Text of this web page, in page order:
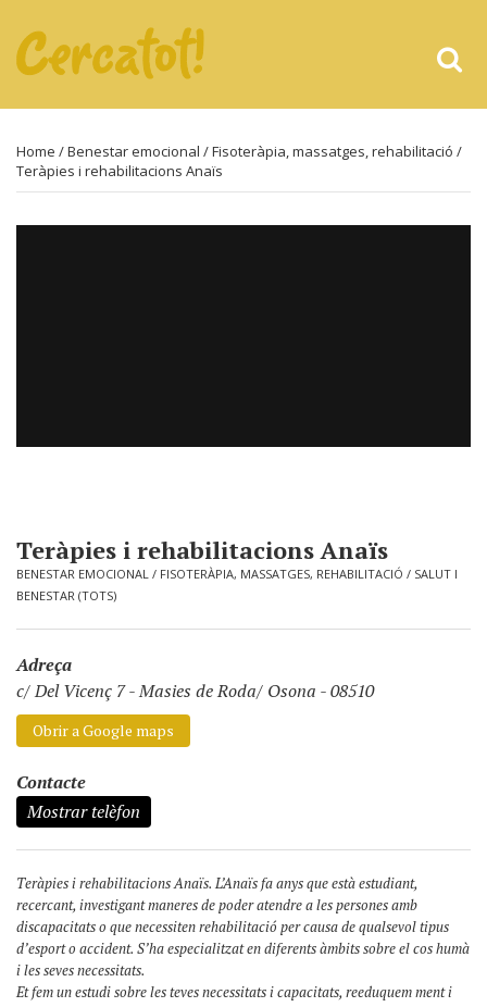
Home /Benestar emocional /Fisoteràpia, massatges, rehabilitació /
Teràpies i rehabilitacions Anaïs
Teràpies i rehabilitacions Anaïs
BENESTAR EMOCIONAL / FISOTERÀPIA, MASSATGES, REHABILITACIÓ / SALUT I
BENESTAR (TOTS)
Adreça
c/ Del Vicenç 7-Masies de Roda/ Osona - 08510
Obrir a Google maps
Contacte
Mostrar telèfon
Teràpies i rehabilitacions Anaïs. L’Anaïs fa anys que està estudiant,
recercant, investigant maneres de poder atendre a les persones amb
discapacitats o que necessiten rehabilitació per causa de qualsevol tipus
d’esport o accident. S’ha especialitzat en diferents àmbits sobre el cos humà
i les seves necessitats.
Et fem un estudi sobre les teves necessitats i capacitats, reeduquem ment i